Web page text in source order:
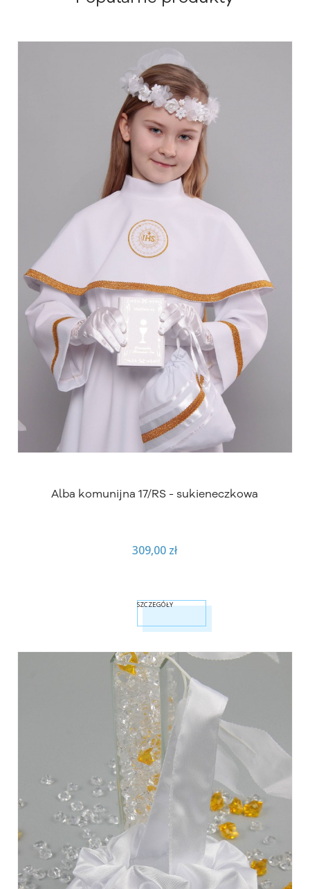
Alba komunijna 17/RS - sukieneczkowa
309,00 zł
SZCZEGÓŁY